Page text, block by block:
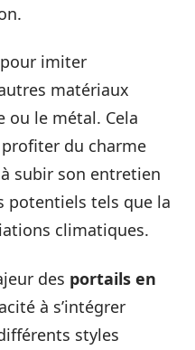
imiter
matériaux
ou le métal. Cela
du charme
subir son entretien
potentiels tels que la
climatiques.
des portails en
à s’intégrer
styles